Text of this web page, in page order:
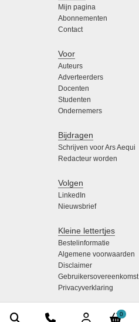
0
Mijn pagina
Abonnementen
Contact
Voor
Auteurs
Adverteerders
Docenten
Studenten
Ondernemers
Bijdragen
Schrijven voor Ars Aequi
Redacteur worden
Volgen
LinkedIn
Nieuwsbrief
Kleine lettertjes
Bestelinformatie
Algemene voorwaarden
Disclaimer
Gebruikersovereenkomst
Privacyverklaring